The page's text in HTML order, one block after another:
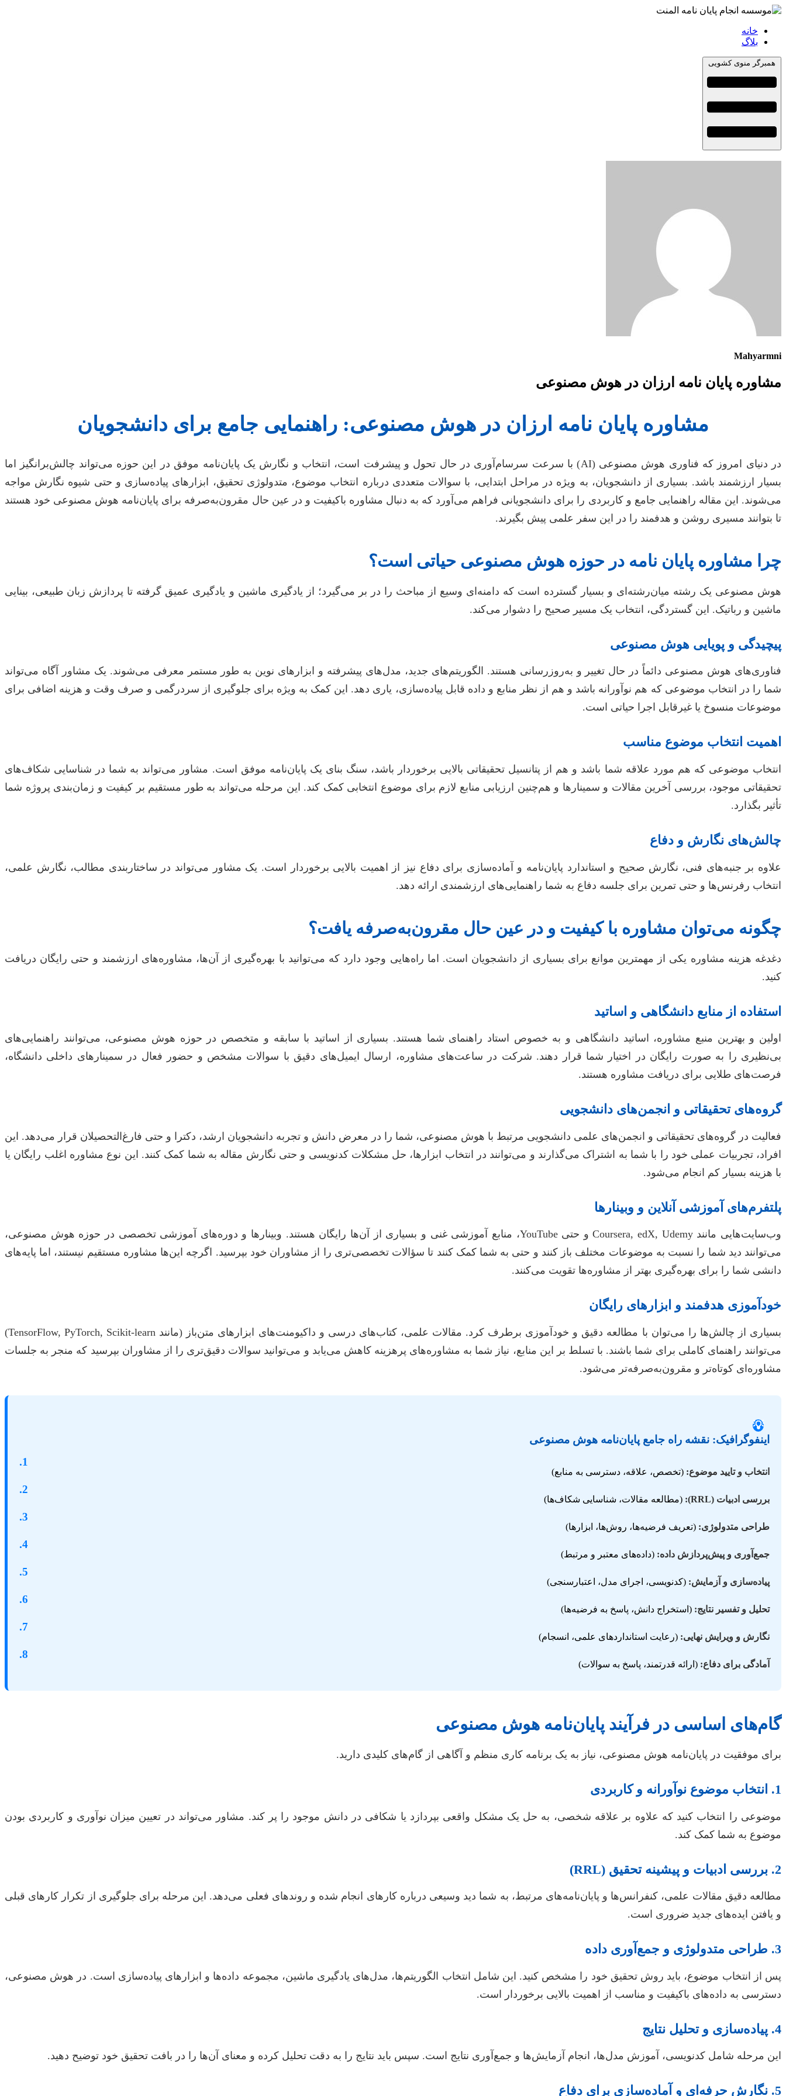
خانه
بلاگ
همبرگر منوی کشویی
Mahyarmni
مشاوره پایان نامه ارزان در هوش مصنوعی
مشاوره پایان نامه ارزان در هوش مصنوعی: راهنمایی جامع برای دانشجویان
در دنیای امروز که فناوری هوش مصنوعی (AI) با سرعت سرسام‌آوری در حال تحول و پیشرفت است، انتخاب و نگارش یک پایان‌نامه موفق در این حوزه می‌تواند چالش‌برانگیز اما
بسیار ارزشمند باشد. بسیاری از دانشجویان، به ویژه در مراحل ابتدایی، با سوالات متعددی درباره انتخاب موضوع، متدولوژی تحقیق، ابزارهای پیاده‌سازی و حتی شیوه نگارش مواجه
می‌شوند. این مقاله راهنمایی جامع و کاربردی را برای دانشجویانی فراهم می‌آورد که به دنبال مشاوره باکیفیت و در عین حال مقرون‌به‌صرفه برای پایان‌نامه هوش مصنوعی خود هستند
تا بتوانند مسیری روشن و هدفمند را در این سفر علمی پیش بگیرند.
چرا مشاوره پایان نامه در حوزه هوش مصنوعی حیاتی است؟
هوش مصنوعی یک رشته میان‌رشته‌ای و بسیار گسترده است که دامنه‌ای وسیع از مباحث را در بر می‌گیرد؛ از یادگیری ماشین و یادگیری عمیق گرفته تا پردازش زبان طبیعی، بینایی
ماشین و رباتیک. این گستردگی، انتخاب یک مسیر صحیح را دشوار می‌کند.
پیچیدگی و پویایی هوش مصنوعی
فناوری‌های هوش مصنوعی دائماً در حال تغییر و به‌روزرسانی هستند. الگوریتم‌های جدید، مدل‌های پیشرفته و ابزارهای نوین به طور مستمر معرفی می‌شوند. یک مشاور آگاه می‌تواند
شما را در انتخاب موضوعی که هم نوآورانه باشد و هم از نظر منابع و داده قابل پیاده‌سازی، یاری دهد. این کمک به ویژه برای جلوگیری از سردرگمی و صرف وقت و هزینه اضافی برای
موضوعات منسوخ یا غیرقابل اجرا حیاتی است.
اهمیت انتخاب موضوع مناسب
انتخاب موضوعی که هم مورد علاقه شما باشد و هم از پتانسیل تحقیقاتی بالایی برخوردار باشد، سنگ بنای یک پایان‌نامه موفق است. مشاور می‌تواند به شما در شناسایی شکاف‌های
تحقیقاتی موجود، بررسی آخرین مقالات و سمینارها و هم‌چنین ارزیابی منابع لازم برای موضوع انتخابی کمک کند. این مرحله می‌تواند به طور مستقیم بر کیفیت و زمان‌بندی پروژه شما
تأثیر بگذارد.
چالش‌های نگارش و دفاع
علاوه بر جنبه‌های فنی، نگارش صحیح و استاندارد پایان‌نامه و آماده‌سازی برای دفاع نیز از اهمیت بالایی برخوردار است. یک مشاور می‌تواند در ساختاربندی مطالب، نگارش علمی،
انتخاب رفرنس‌ها و حتی تمرین برای جلسه دفاع به شما راهنمایی‌های ارزشمندی ارائه دهد.
چگونه می‌توان مشاوره با کیفیت و در عین حال مقرون‌به‌صرفه یافت؟
دغدغه هزینه مشاوره یکی از مهمترین موانع برای بسیاری از دانشجویان است. اما راه‌هایی وجود دارد که می‌توانید با بهره‌گیری از آن‌ها، مشاوره‌های ارزشمند و حتی رایگان دریافت
کنید.
استفاده از منابع دانشگاهی و اساتید
اولین و بهترین منبع مشاوره، اساتید دانشگاهی و به خصوص استاد راهنمای شما هستند. بسیاری از اساتید با سابقه و متخصص در حوزه هوش مصنوعی، می‌توانند راهنمایی‌های
بی‌نظیری را به صورت رایگان در اختیار شما قرار دهند. شرکت در ساعت‌های مشاوره، ارسال ایمیل‌های دقیق با سوالات مشخص و حضور فعال در سمینارهای داخلی دانشگاه،
فرصت‌های طلایی برای دریافت مشاوره هستند.
گروه‌های تحقیقاتی و انجمن‌های دانشجویی
فعالیت در گروه‌های تحقیقاتی و انجمن‌های علمی دانشجویی مرتبط با هوش مصنوعی، شما را در معرض دانش و تجربه دانشجویان ارشد، دکترا و حتی فارغ‌التحصیلان قرار می‌دهد. این
افراد، تجربیات عملی خود را با شما به اشتراک می‌گذارند و می‌توانند در انتخاب ابزارها، حل مشکلات کدنویسی و حتی نگارش مقاله به شما کمک کنند. این نوع مشاوره اغلب رایگان یا
با هزینه بسیار کم انجام می‌شود.
پلتفرم‌های آموزشی آنلاین و وبینارها
وب‌سایت‌هایی مانند Coursera, edX, Udemy و حتی YouTube، منابع آموزشی غنی و بسیاری از آن‌ها رایگان هستند. وبینارها و دوره‌های آموزشی تخصصی در حوزه هوش مصنوعی،
می‌توانند دید شما را نسبت به موضوعات مختلف باز کنند و حتی به شما کمک کنند تا سؤالات تخصصی‌تری را از مشاوران خود بپرسید. اگرچه این‌ها مشاوره مستقیم نیستند، اما پایه‌های
دانشی شما را برای بهره‌گیری بهتر از مشاوره‌ها تقویت می‌کنند.
خودآموزی هدفمند و ابزارهای رایگان
بسیاری از چالش‌ها را می‌توان با مطالعه دقیق و خودآموزی برطرف کرد. مقالات علمی، کتاب‌های درسی و داکیومنت‌های ابزارهای متن‌باز (مانند TensorFlow, PyTorch, Scikit-learn)
می‌توانند راهنمای کاملی برای شما باشند. با تسلط بر این منابع، نیاز شما به مشاوره‌های پرهزینه کاهش می‌یابد و می‌توانید سوالات دقیق‌تری را از مشاوران بپرسید که منجر به جلسات
مشاوره‌ای کوتاه‌تر و مقرون‌به‌صرفه‌تر می‌شود.
💡
اینفوگرافیک: نقشه راه جامع پایان‌نامه هوش مصنوعی
1.
انتخاب و تایید موضوع: (تخصص، علاقه، دسترسی به منابع)
2.
بررسی ادبیات (RRL): (مطالعه مقالات، شناسایی شکاف‌ها)
3.
طراحی متدولوژی: (تعریف فرضیه‌ها، روش‌ها، ابزارها)
4.
جمع‌آوری و پیش‌پردازش داده: (داده‌های معتبر و مرتبط)
5.
پیاده‌سازی و آزمایش: (کدنویسی، اجرای مدل، اعتبارسنجی)
6.
تحلیل و تفسیر نتایج: (استخراج دانش، پاسخ به فرضیه‌ها)
7.
نگارش و ویرایش نهایی: (رعایت استانداردهای علمی، انسجام)
8.
آمادگی برای دفاع: (ارائه قدرتمند، پاسخ به سوالات)
گام‌های اساسی در فرآیند پایان‌نامه هوش مصنوعی
برای موفقیت در پایان‌نامه هوش مصنوعی، نیاز به یک برنامه کاری منظم و آگاهی از گام‌های کلیدی دارید.
1. انتخاب موضوع نوآورانه و کاربردی
موضوعی را انتخاب کنید که علاوه بر علاقه شخصی، به حل یک مشکل واقعی بپردازد یا شکافی در دانش موجود را پر کند. مشاور می‌تواند در تعیین میزان نوآوری و کاربردی بودن
موضوع به شما کمک کند.
2. بررسی ادبیات و پیشینه تحقیق (RRL)
مطالعه دقیق مقالات علمی، کنفرانس‌ها و پایان‌نامه‌های مرتبط، به شما دید وسیعی درباره کارهای انجام شده و روندهای فعلی می‌دهد. این مرحله برای جلوگیری از تکرار کارهای قبلی
و یافتن ایده‌های جدید ضروری است.
3. طراحی متدولوژی و جمع‌آوری داده
پس از انتخاب موضوع، باید روش تحقیق خود را مشخص کنید. این شامل انتخاب الگوریتم‌ها، مدل‌های یادگیری ماشین، مجموعه داده‌ها و ابزارهای پیاده‌سازی است. در هوش مصنوعی،
دسترسی به داده‌های باکیفیت و مناسب از اهمیت بالایی برخوردار است.
4. پیاده‌سازی و تحلیل نتایج
این مرحله شامل کدنویسی، آموزش مدل‌ها، انجام آزمایش‌ها و جمع‌آوری نتایج است. سپس باید نتایج را به دقت تحلیل کرده و معنای آن‌ها را در بافت تحقیق خود توضیح دهید.
5. نگارش حرفه‌ای و آماده‌سازی برای دفاع